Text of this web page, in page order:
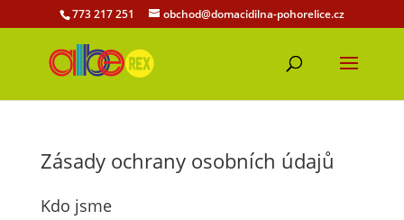
773 217 251 obchod@domacidilna-pohorelice.cz
Zásady ochrany osobních údajů
Kdo jsme